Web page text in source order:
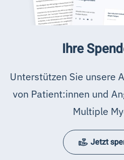
Ihre
Unterstützen Sie unsere
von Patient:innen und
Multiple
Jetzt